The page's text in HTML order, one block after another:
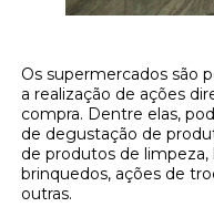
Os supermercados são
a realização de ações
compra. Dentre elas,
de degustação de
de produtos de
brinquedos, ações de
outras.